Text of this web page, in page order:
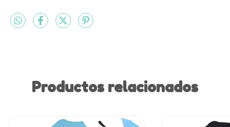
Productos relacionados